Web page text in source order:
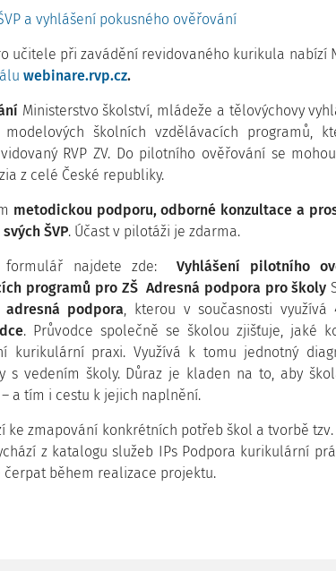
a vyhlášení pokusného ověřování
učitele při zavádění revidovaného kurikula nabízí
webinare.rvp.cz.
Ministerstvo školství, mládeže a tělovýchovy
školních vzdělávacích programů,
RVP ZV. Do pilotního ověřování se
z celé České republiky.
metodickou podporu, odborné konzultace a
ŠVP. Účast v pilotáži je zdarma.
formulář najdete zde: Vyhlášení pilotního
programů pro ZŠ Adresná podpora pro školy
adresná podpora, kterou v současnosti využívá
. Průvodce společně se školou zjišťuje, jaké
kurikulární praxi. Využívá k tomu jednotný
s vedením školy. Důraz je kladen na to, aby
a tím i cestu k jejich naplnění.
ke zmapování konkrétních potřeb škol a tvorbě tzv.
z katalogu služeb IPs Podpora kurikulární
čerpat během realizace projektu.